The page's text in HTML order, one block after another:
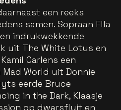
een reeks
samen. Sopraan Ella
indrukwekkende
uit The White Lotus en
Carlens een
World uit Donnie
eerde Bruce
in the Dark, Klaasje
op dwarsfluit en